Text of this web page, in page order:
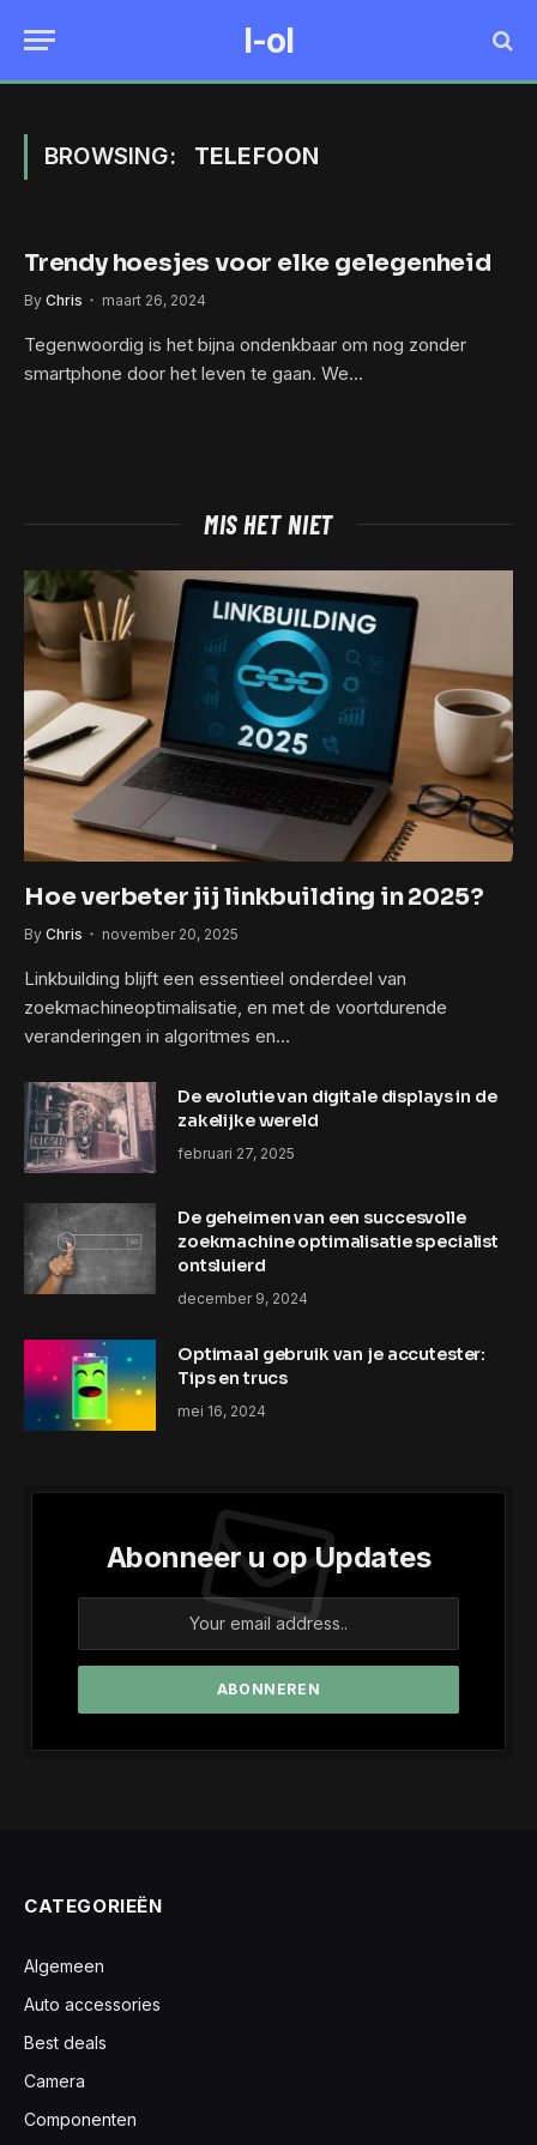
I-ol
BROWSING: TELEFOON
Trendy hoesjes voor elke gelegenheid
By Chris maart 26, 2024
Tegenwoordig is het bijna ondenkbaar om nog zonder
smartphone door het leven te gaan. We…
MIS HET NIET
Hoe verbeter jij linkbuilding in 2025?
By Chris november 20, 2025
Linkbuilding blijft een essentieel onderdeel van
zoekmachineoptimalisatie, en met de voortdurende
veranderingen in algoritmes en…
De evolutie van digitale displays in de
zakelijke wereld
februari 27, 2025
De geheimen van een succesvolle
zoekmachine optimalisatie specialist
ontsluierd
december 9, 2024
Optimaal gebruik van je accutester:
Tips en trucs
mei 16, 2024
Abonneer u op Updates
CATEGORIEËN
Algemeen
Auto accessories
Best deals
Camera
Componenten